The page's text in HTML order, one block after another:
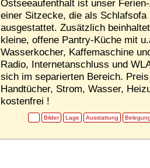
Ostseeaufenthalt ist unser
einer Sitzecke, die als
ausgestattet. Zusätzlich
kleine, offene Pantry-Küche mit
Wasserkocher, Kaffemaschine
Radio, Internetanschluss und
sich im separierten Bereich.
Handtücher, Strom, Wasser,
kostenfrei !
Bilder Lage Ausstattung